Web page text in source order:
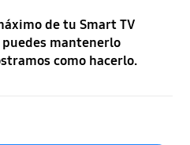
de tu Smart TV
puedes mantenerlo
como hacerlo.